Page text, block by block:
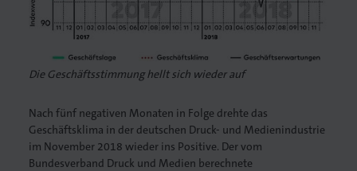
Die Geschäftsstimmung hellt sich wieder auf
Nach fünf negativen Monaten in Folge drehte das
Geschäftsklima in der deutschen Druck- und Medienindustrie
im November 2018 wieder ins Positive. Der vom
Bundesverband Druck und Medien berechnete